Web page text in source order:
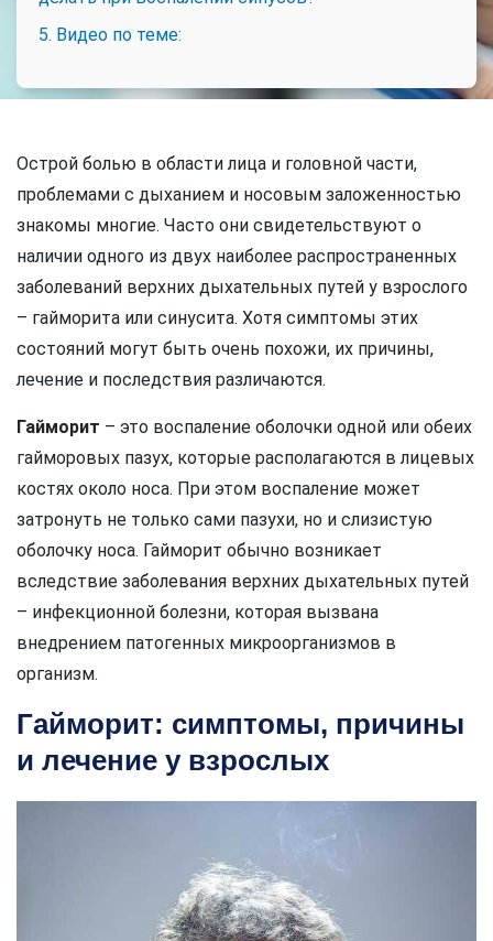
5. Видео по теме:
Острой болью в области лица и головной части,
проблемами с дыханием и носовым заложенностью
знакомы многие. Часто они свидетельствуют о
наличии одного из двух наиболее распространенных
заболеваний верхних дыхательных путей у взрослого
– гайморита или синусита. Хотя симптомы этих
состояний могут быть очень похожи, их причины,
лечение и последствия различаются.
Гайморит – это воспаление оболочки одной или обеих
гайморовых пазух, которые располагаются в лицевых
костях около носа. При этом воспаление может
затронуть не только сами пазухи, но и слизистую
оболочку носа. Гайморит обычно возникает
вследствие заболевания верхних дыхательных путей
– инфекционной болезни, которая вызвана
внедрением патогенных микроорганизмов в
организм.
Гайморит: симптомы, причины
и лечение у взрослых